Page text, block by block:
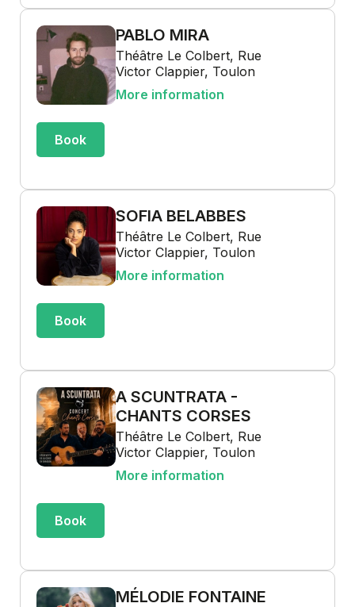
PABLO MIRA
Théâtre Le Colbert, Rue
Victor Clappier, Toulon
More information
Book
SOFIA BELABBES
Théâtre Le Colbert, Rue
Victor Clappier, Toulon
More information
Book
A SCUNTRATA -
CHANTS CORSES
Théâtre Le Colbert, Rue
Victor Clappier, Toulon
More information
Book
MÉLODIE FONTAINE